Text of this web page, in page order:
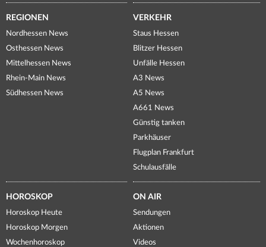
REGIONEN
Nordhessen News
Osthessen News
Mittelhessen News
Rhein-Main News
Südhessen News
VERKEHR
Staus Hessen
Blitzer Hessen
Unfälle Hessen
A3 News
A5 News
A661 News
Günstig tanken
Parkhäuser
Flugplan Frankfurt
Schulausfälle
HOROSKOP
Horoskop Heute
Horoskop Morgen
Wochenhoroskop
ON AIR
Sendungen
Aktionen
Videos